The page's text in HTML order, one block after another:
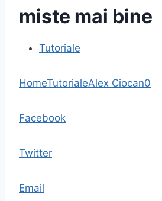
miste mai bine
Tutoriale
HomeTutorialeAlex Ciocan0
Facebook
Twitter
Email